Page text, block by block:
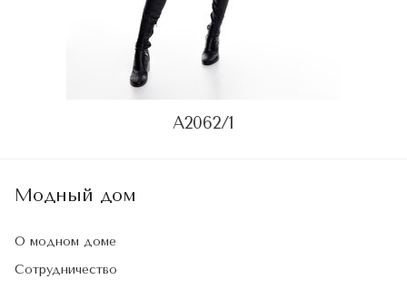
А2062/1
Модный дом
О модном доме
Сотрудничество